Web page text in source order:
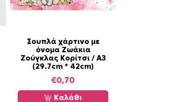
Σουπλά χάρτινο με
όνομα Ζωάκια
Ζούγκλας Κορίτσι / Α3
(29.7cm * 42cm)
€0,70
Καλάθι